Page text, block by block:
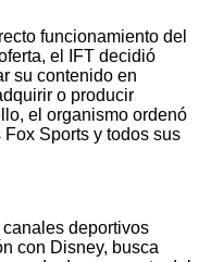
funcionamiento del
el IFT decidió
su contenido en
o producir
el organismo ordenó
Sports y todos sus
deportivos
con Disney, busca